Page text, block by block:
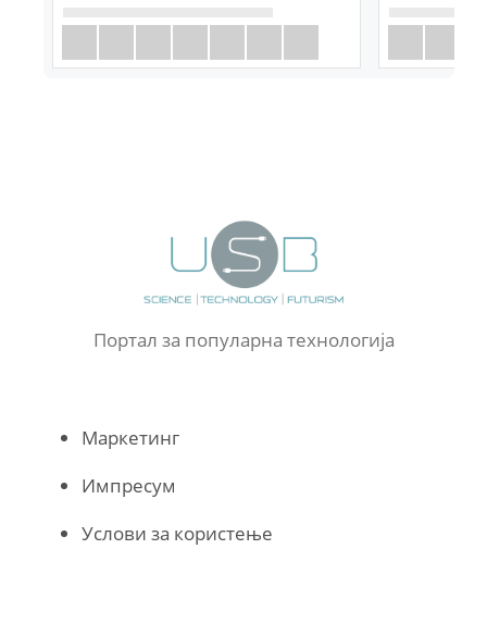
Портал за популарна технологија
Маркетинг
Импресум
Услови за користење